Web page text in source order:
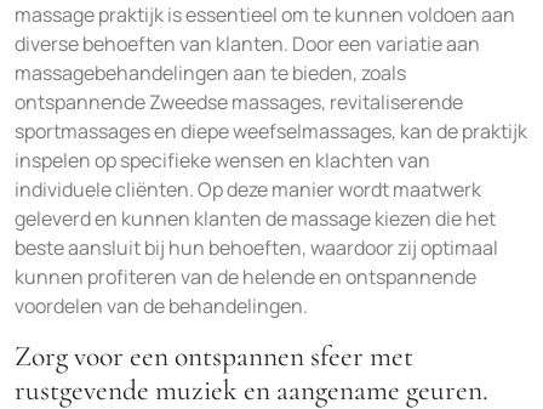
massage praktijk is essentieel om te kunnen voldoen aan
diverse behoeften van klanten. Door een variatie aan
massagebehandelingen aan te bieden, zoals
ontspannende Zweedse massages, revitaliserende
sportmassages en diepe weefselmassages, kan de praktijk
inspelen op specifieke wensen en klachten van
individuele cliënten. Op deze manier wordt maatwerk
geleverd en kunnen klanten de massage kiezen die het
beste aansluit bij hun behoeften, waardoor zij optimaal
kunnen profiteren van de helende en ontspannende
voordelen van de behandelingen.
Zorg voor een ontspannen sfeer met
rustgevende muziek en aangename geuren.